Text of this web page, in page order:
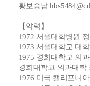
황보승남
【약력】
1972 서울대학병원
1973 서울대학교 대
1975 경희대학교 의
경희대학교 의과대학
1976 미국 캘리포니